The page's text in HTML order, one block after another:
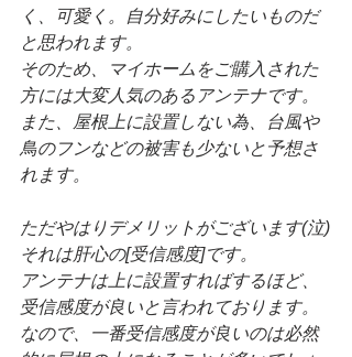
く、可愛く。自分好みにしたいものだ
と思われます。
そのため、マイホームをご購入された
方には大変人気のあるアンテナです。
また、屋根上に設置しない為、台風や
鳥のフンなどの被害も少ないと予想さ
れます。
ただやはりデメリットがございます(泣)
それは肝心の[受信感度]です。
アンテナは上に設置すればするほど、
受信感度が良いと言われております。
なので、一番受信感度が良いのは必然